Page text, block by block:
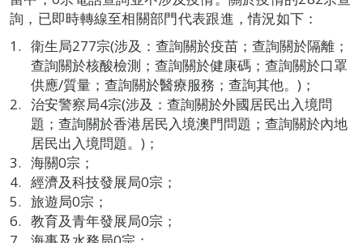
詢，已即時轉線至相關部門代表跟進，情況如下：
衛生局277宗(涉及：查詢關於疫苗；查詢關於隔離；
查詢關於核酸檢測；查詢關於健康碼；查詢關於口罩
供應/質量；查詢關於醫療服務；查詢其他。)；
治安警察局4宗(涉及：查詢關於外國居民出入境問
題；查詢關於香港居民入境澳門問題；查詢關於內地
居民出入境問題。)；
海關0宗；
經濟及科技發展局0宗；
旅遊局0宗；
教育及青年發展局0宗；